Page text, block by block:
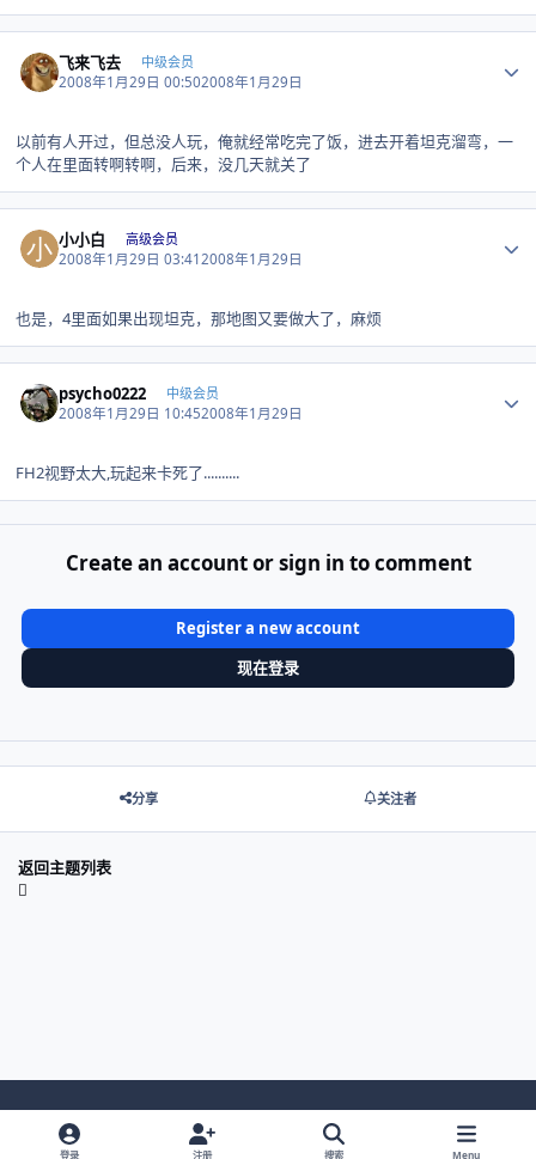
飞来飞去 中级会员
2008年1月29日 00:502008年1月29日
以前有人开过，但总没人玩，俺就经常吃完了饭，进去开着坦克溜弯，一
个人在里面转啊转啊，后来，没几天就关了
小小白 高级会员
2008年1月29日 03:412008年1月29日
也是，4里面如果出现坦克，那地图又要做大了，麻烦
psycho0222 中级会员
2008年1月29日 10:452008年1月29日
FH2视野太大,玩起来卡死了..........
Create an account or sign in to comment
Register a new account
现在登录
分享 关注者
返回主题列表
Light ModeDark ModeSystem Preference
登录 注册 搜索 Menu